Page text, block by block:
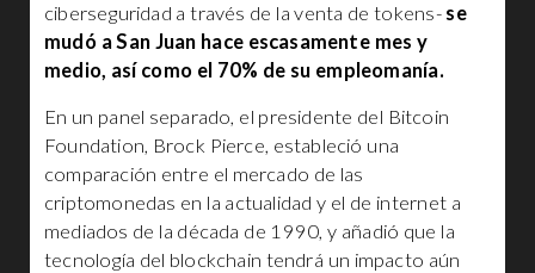
ciberseguridad a través de la venta de tokens- se
mudó a San Juan hace escasamente mes y
medio, así como el 70% de su empleomanía.
En un panel separado, el presidente del Bitcoin
Foundation, Brock Pierce, estableció una
comparación entre el mercado de las
criptomonedas en la actualidad y el de internet a
mediados de la década de 1990, y añadió que la
tecnología del blockchain tendrá un impacto aún